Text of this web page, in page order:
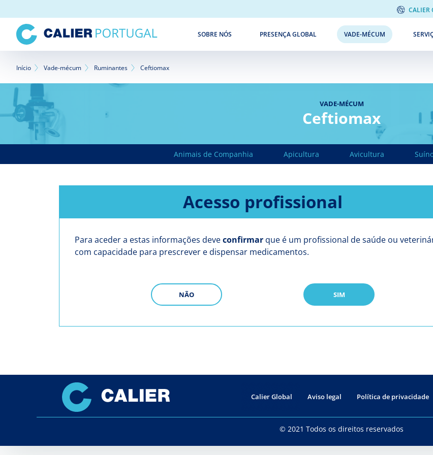
para
conteúdo
CALIER
SOBRE NÓS PRESENÇA GLOBAL VADE-MÉCUM
Navegação
estrutural
Início Vade-mécum Ruminantes Ceftiomax
VADE-MÉCUM
Ceftiomax
Animais de Companhia Apicultura Avicultura
Acesso profissional
Para aceder a estas informações deveconfirmar que é um profissional de saúde ou
com capacidade para prescrever e dispensar medicamentos.
NÃO SIM
Calier Global Aviso legal Política de privacidade
© 2021 Todos os direitos reservados